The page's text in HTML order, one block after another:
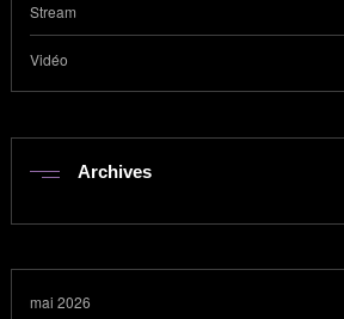
Stream
Vidéo
Archives
mai 2026